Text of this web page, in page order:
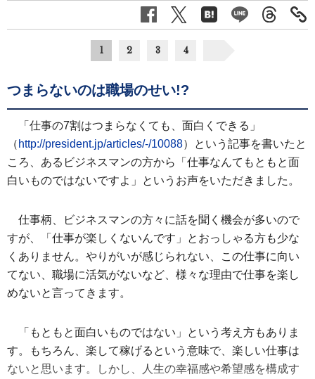
1 2 3 4
つまらないのは職場のせい!?
「仕事の7割はつまらなくても、面白くできる」
（ http://president.jp/articles/-/10088）という記事を書いたと
ころ、あるビジネスマンの方から「仕事なんてもともと面
白いものではないですよ」というお声をいただきました。
仕事柄、ビジネスマンの方々に話を聞く機会が多いので
すが、「仕事が楽しくないんです」とおっしゃる方も少な
くありません。やりがいが感じられない、この仕事に向い
てない、職場に活気がないなど、様々な理由で仕事を楽し
めないと言ってきます。
「もともと面白いものではない」という考え方もありま
す。もちろん、楽して稼げるという意味で、楽しい仕事は
ないと思います。しかし、人生の幸福感や希望感を構成す